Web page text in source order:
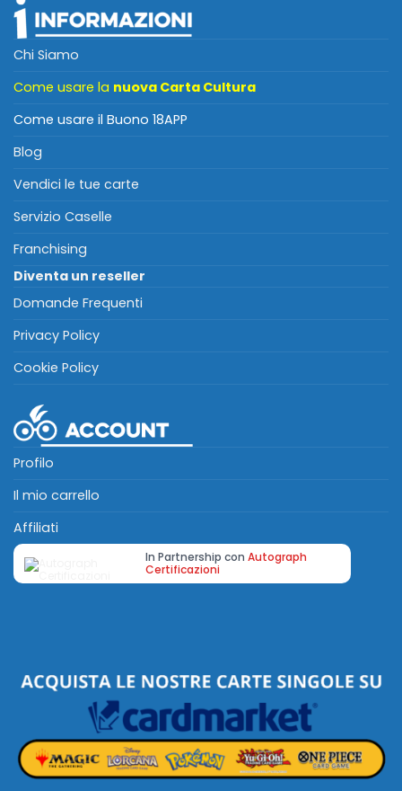
Chi Siamo
Come usare la nuova Carta Cultura
Come usare il Buono 18APP
Blog
Vendici le tue carte
Servizio Caselle
Franchising
Diventa un reseller
Domande Frequenti
Privacy Policy
Cookie Policy
Profilo
Il mio carrello
Affiliati
In Partnership con Autograph
Certificazioni